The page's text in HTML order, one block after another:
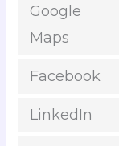
Google
Maps
Facebook
LinkedIn